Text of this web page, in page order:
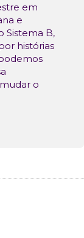
em
e
Sistema B,
histórias
o